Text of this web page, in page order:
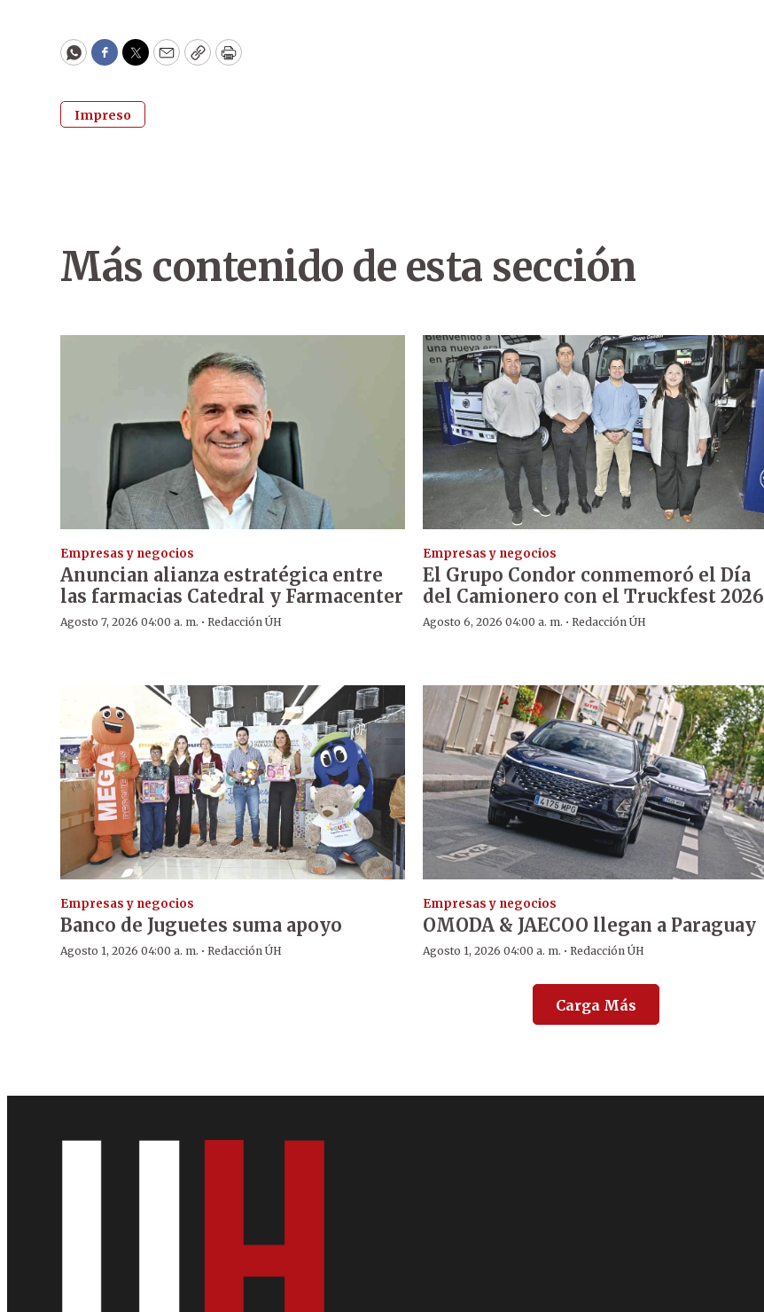
WhatsApp
Facebook
Twitter
EmailCopyPrint
Impreso
Más contenido de esta sección
Empresas y negocios
Anuncian alianza estratégica entre
las farmacias Catedral y Farmacenter
Agosto 7, 2026 04:00 a. m. · Redacción ÚH
Empresas y negocios
El Grupo Condor conmemoró el Día
del Camionero con el Truckfest 2026
Agosto 6, 2026 04:00 a. m. ·Redacción ÚH
Empresas y negocios
Banco de Juguetes suma apoyo
Agosto 1, 2026 04:00 a. m. · Redacción ÚH
Empresas y negocios
OMODA & JAECOO llegan a Paraguay
Agosto 1, 2026 04:00 a. m. ·Redacción ÚH
Carga Más